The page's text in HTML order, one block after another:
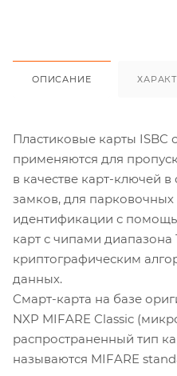
ОПИСАНИЕ
Пластиковые карты ISBC
применяются для
в качестве карт-ключей
замков, для парковочных
идентификации с
карт с чипами диапазона
криптографическим
данных.
Смарт-карта на базе
NXP MIFARE Classic
распространенный тип
называются MIFARE